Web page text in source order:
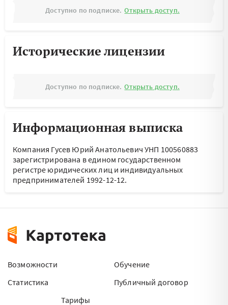
Доступно по подписке. Открыть доступ.
Исторические лицензии
Доступно по подписке. Открыть доступ.
Информационная выписка
Компания Гусев Юрий Анатольевич УНП 100560883
зарегистрирована в едином государственном
регистре юридических лиц и индивидуальных
предпринимателей 1992-12-12.
Возможности
Статистика
Тарифы
Обучение
Публичный договор